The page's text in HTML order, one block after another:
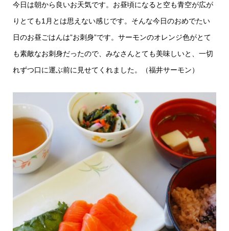
今日は朝から良いお天気です。お昼頃になると空も青空が広が
りとても1月とは思えない感じです。そんな今日のおめでたい
日のお昼ごはんは”お刺身”です。サーモンのオレンジ色がとて
も素敵なお刺身だったので、みなさんとても美味しいと、一切
れずつ口に運ぶ前に見せてくれました。（福井サーモン）